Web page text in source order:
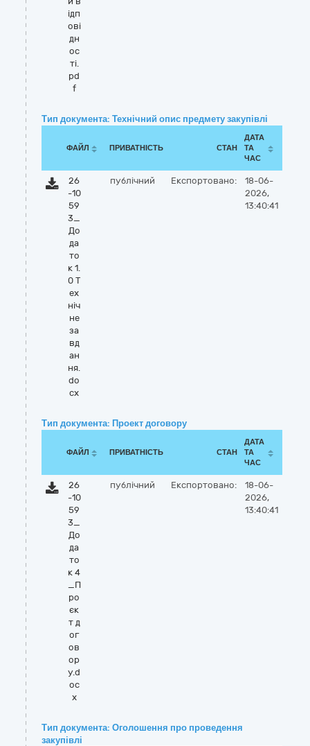
ідп
ові
дн
ос
ті.
pd
f
Тип документа: Технічний опис предмету закупівлі
ФАЙЛ ПРИВАТНІСТЬ СТАН
ДАТА
ТА
ЧАС
26
-10
59
3_
До
да
то
к 1.
0 Т
ех
ніч
не
за
вд
ан
ня.
do
cx
публічний Експортовано:
18-06-
2026,
13:40:41
Тип документа: Проект договору
ФАЙЛ ПРИВАТНІСТЬ СТАН
ДАТА
ТА
ЧАС
26
-10
59
3_
До
да
то
к 4
_П
ро
єк
т д
ог
ов
ор
у.d
oc
x
публічний Експортовано:
18-06-
2026,
13:40:41
Тип документа: Оголошення про проведення
закупівлі